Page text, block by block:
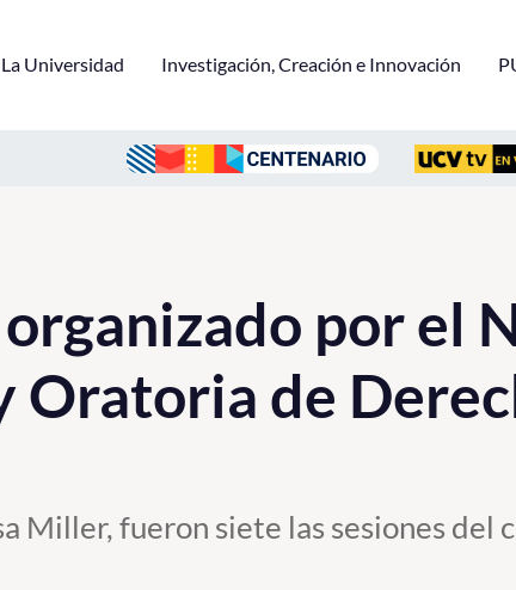
La Universidad Investigación, Creación e Innovación
por el
Oratoria de
Miller, fueron siete las sesiones del